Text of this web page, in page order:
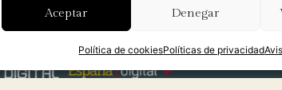
Aceptar Denegar
Política de cookiesPolíticas de privacidad